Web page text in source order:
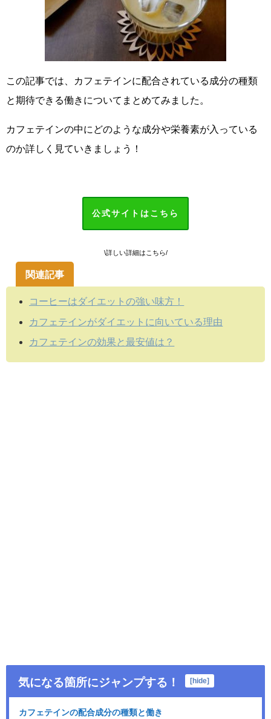
この記事では、カフェテインに配合されている成分の種類
と期待できる働きについてまとめてみました。
カフェテインの中にどのような成分や栄養素が入っている
のか詳しく見ていきましょう！
公式サイトはこちら
\詳しい詳細はこちら/
関連記事
コーヒーはダイエットの強い味方！
カフェテインがダイエットに向いている理由
カフェテインの効果と最安値は？
気になる箇所にジャンプする！ [hide]
カフェテインの配合成分の種類と働き